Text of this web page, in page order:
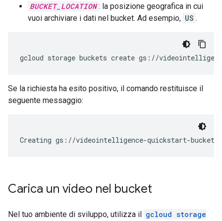
BUCKET_LOCATION : la posizione geografica in cui
vuoi archiviare i dati nel bucket. Ad esempio, US .
gcloud storage buckets create gs://
Se la richiesta ha esito positivo, il comando restituisce il
seguente messaggio:
Creating gs://videointelligence-quickstart-
Carica un video nel bucket
Nel tuo ambiente di sviluppo, utilizza il gcloud storage